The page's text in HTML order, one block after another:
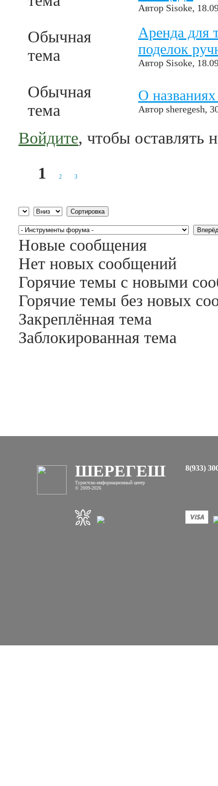
Автор Sisoke,
Обычная
тема
Аренда для
поделок
Автор Sisoke,
Обычная
тема
О
Автор sheregesh,
Войдите, чтобы оставлять
1 2 3
Сортировка по
Сортировка
Новые сообщения
Нет новых сообщений
Горячие темы с новыми
Горячие темы без новых
Закреплённая тема
Заблокированная тема
ШЕРЕГЕШ
Туристско-информационный центр
© 2009-2026
8(933)